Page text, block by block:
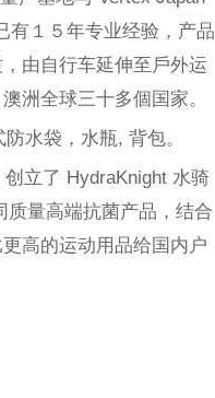
有１５年专业经验，产品
由自行车延伸至戶外运
洲全球三十多個国家。
水袋，水瓶, 背包。
立了 HydraKnight 水骑
量高端抗菌产品，结合
高的运动用品给国内户